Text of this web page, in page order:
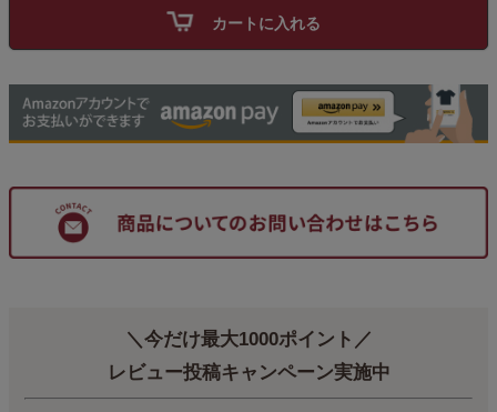
カートに入れる
＼今だけ最大1000ポイント／
レビュー投稿キャンペーン実施中